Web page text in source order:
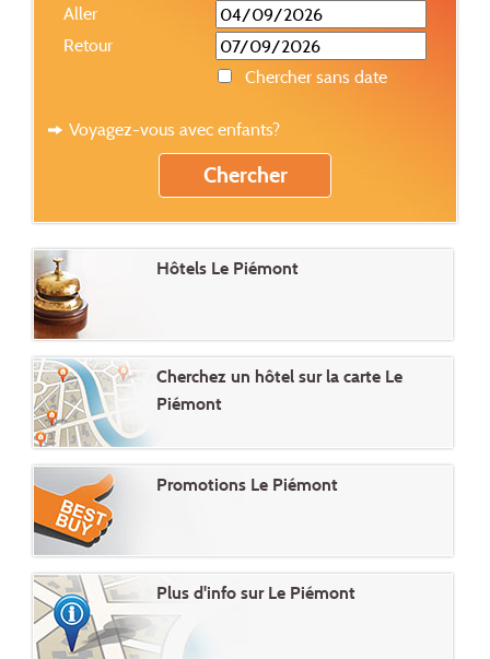
Aller
Retour
Chercher sans date
Voyagez-vous avec enfants?
Hôtels Le Piémont
Cherchez un hôtel sur la carte Le
Piémont
Promotions Le Piémont
Plus d'info sur Le Piémont